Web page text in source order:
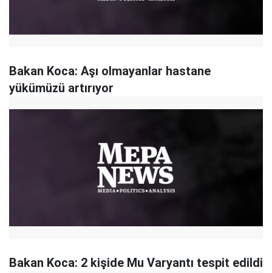
Bakan Koca: Aşı olmayanlar hastane
yükümüzü artırıyor
Bakan Koca: 2 kişide Mu Varyantı tespit edildi